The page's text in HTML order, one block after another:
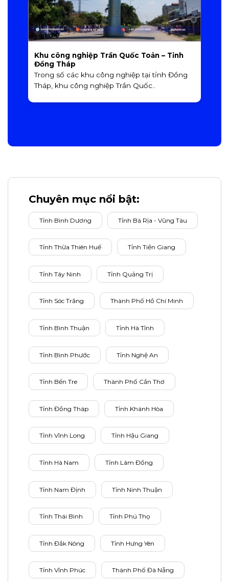
Khu công nghiệp Trần Quốc Toản – Tỉnh
Đồng Tháp
Trong số các khu công nghiệp tại tỉnh Đồng
Tháp, khu công nghiệp Trần Quốc..
Chuyên mục nổi bật:
Tỉnh Bình Dương Tỉnh Bà Rịa - Vũng Tàu
Tỉnh Thừa Thiên Huế Tỉnh Tiền Giang
Tỉnh Tây Ninh Tỉnh Quảng Trị
Tỉnh Sóc Trăng Thành Phố Hồ Chí Minh
Tỉnh Bình Thuận Tỉnh Hà Tĩnh
Tỉnh Bình Phước Tỉnh Nghệ An
Tỉnh Bến Tre Thành Phố Cần Thơ
Tỉnh Đồng Tháp Tỉnh Khánh Hòa
Tỉnh Vĩnh Long Tỉnh Hậu Giang
Tỉnh Hà Nam Tỉnh Lâm Đồng
Tỉnh Nam Định Tỉnh Ninh Thuận
Tỉnh Thái Bình Tỉnh Phú Thọ
Tỉnh Đắk Nông Tỉnh Hưng Yên
Tỉnh Vĩnh Phúc Thành Phố Đà Nẵng